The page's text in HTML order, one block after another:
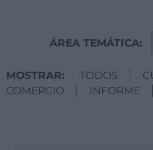
ÁREA TEMÁTICA:
MOSTRAR: TODOS
COMERCIO
INFORME